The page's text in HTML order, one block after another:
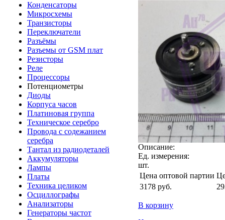
Конденсаторы
Микросхемы
Транзисторы
Переключатели
Разъёмы
Разъемы от GSM плат
Резисторы
Реле
Процессоры
Потенциометры
Диоды
Корпуса часов
Платиновая группа
Техническое серебро
Провода с содежанием
серебра
Тантал из радиодеталей
Аккумуляторы
Лампы
Платы
Техника целиком
Осциллографы
Анализаторы
Генераторы частот
Описание:
Ед. измерения:
шт.
Цена оптовой партии
3178 руб.
В корзину